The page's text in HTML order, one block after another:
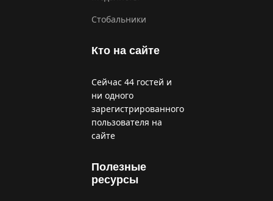
Стобальники
Кто на сайте
Сейчас 44 гостей и
ни одного
зарегистрированного
пользователя на
сайте
Полезные
ресурсы